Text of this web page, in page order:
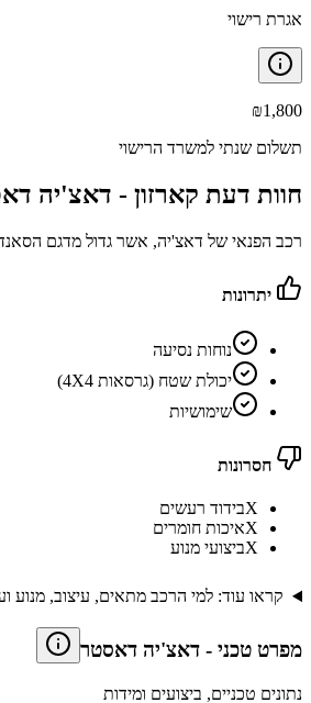
אגרת רישוי
₪1,800
תשלום שנתי למשרד הרישוי
חוות דעת קארזון - דאצ'יה
רכב הפנאי של דאצ'יה, אשר גדול מדגם
יתרונות
נוחות נסיעה
יכולת שטח (גרסאות 4X4)
שימושיות
חסרונות
Xבידוד רעשים
Xאיכות חומרים
Xביצועי מנוע
קראו עוד: למי הרכב מתאים, עיצוב, מנוע
מפרט טכני - דאצ'יה דאסטר
נתונים טכניים, ביצועים ומידות